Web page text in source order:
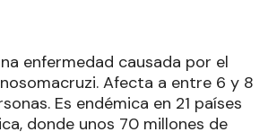
enfermedad causada por el
Afecta a entre 6 y 8
Es endémica en 21 países
donde unos 70 millones de